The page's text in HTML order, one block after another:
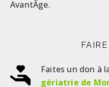
AvantÂge.
Faites un don à
gériatrie de